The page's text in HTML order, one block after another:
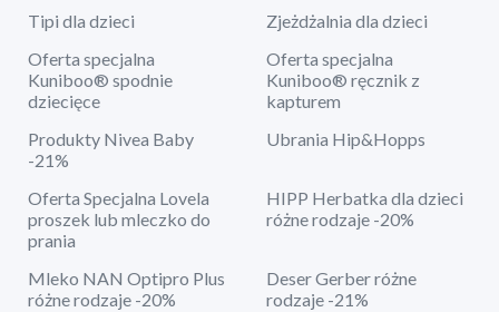
Tipi dla dzieci
Zjeżdżalnia dla dzieci
Oferta specjalna
Kuniboo® spodnie
dziecięce
Oferta specjalna
Kuniboo® ręcznik z
kapturem
Produkty Nivea Baby
-21%
Ubrania Hip&Hopps
Oferta Specjalna Lovela
proszek lub mleczko do
prania
HIPP Herbatka dla dzieci
różne rodzaje -20%
Mleko NAN Optipro Plus
różne rodzaje -20%
Deser Gerber różne
rodzaje -21%